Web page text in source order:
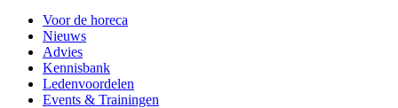
Voor de horeca
Nieuws
Advies
Kennisbank
Ledenvoordelen
Events & Trainingen